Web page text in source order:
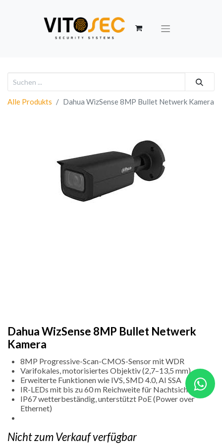
Alle Produkts Dahua WizSense 8MP Bullet Netwerk Kamera
Dahua WizSense 8MP Bullet Netwerk
Kamera
8MP Progressive-Scan-CMOS-Sensor mit WDR
Varifokales, motorisiertes Objektiv (2,7–13,5 mm)
Erweiterte Funktionen wie IVS, SMD 4.0, AI SSA
IR-LEDs mit bis zu 60 m Reichweite für Nachtsicht
IP67 wetterbeständig, unterstützt PoE (Power over
Ethernet)
Nicht zum Verkauf verfügbar